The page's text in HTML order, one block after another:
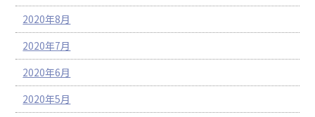
2020年8月
2020年7月
2020年6月
2020年5月